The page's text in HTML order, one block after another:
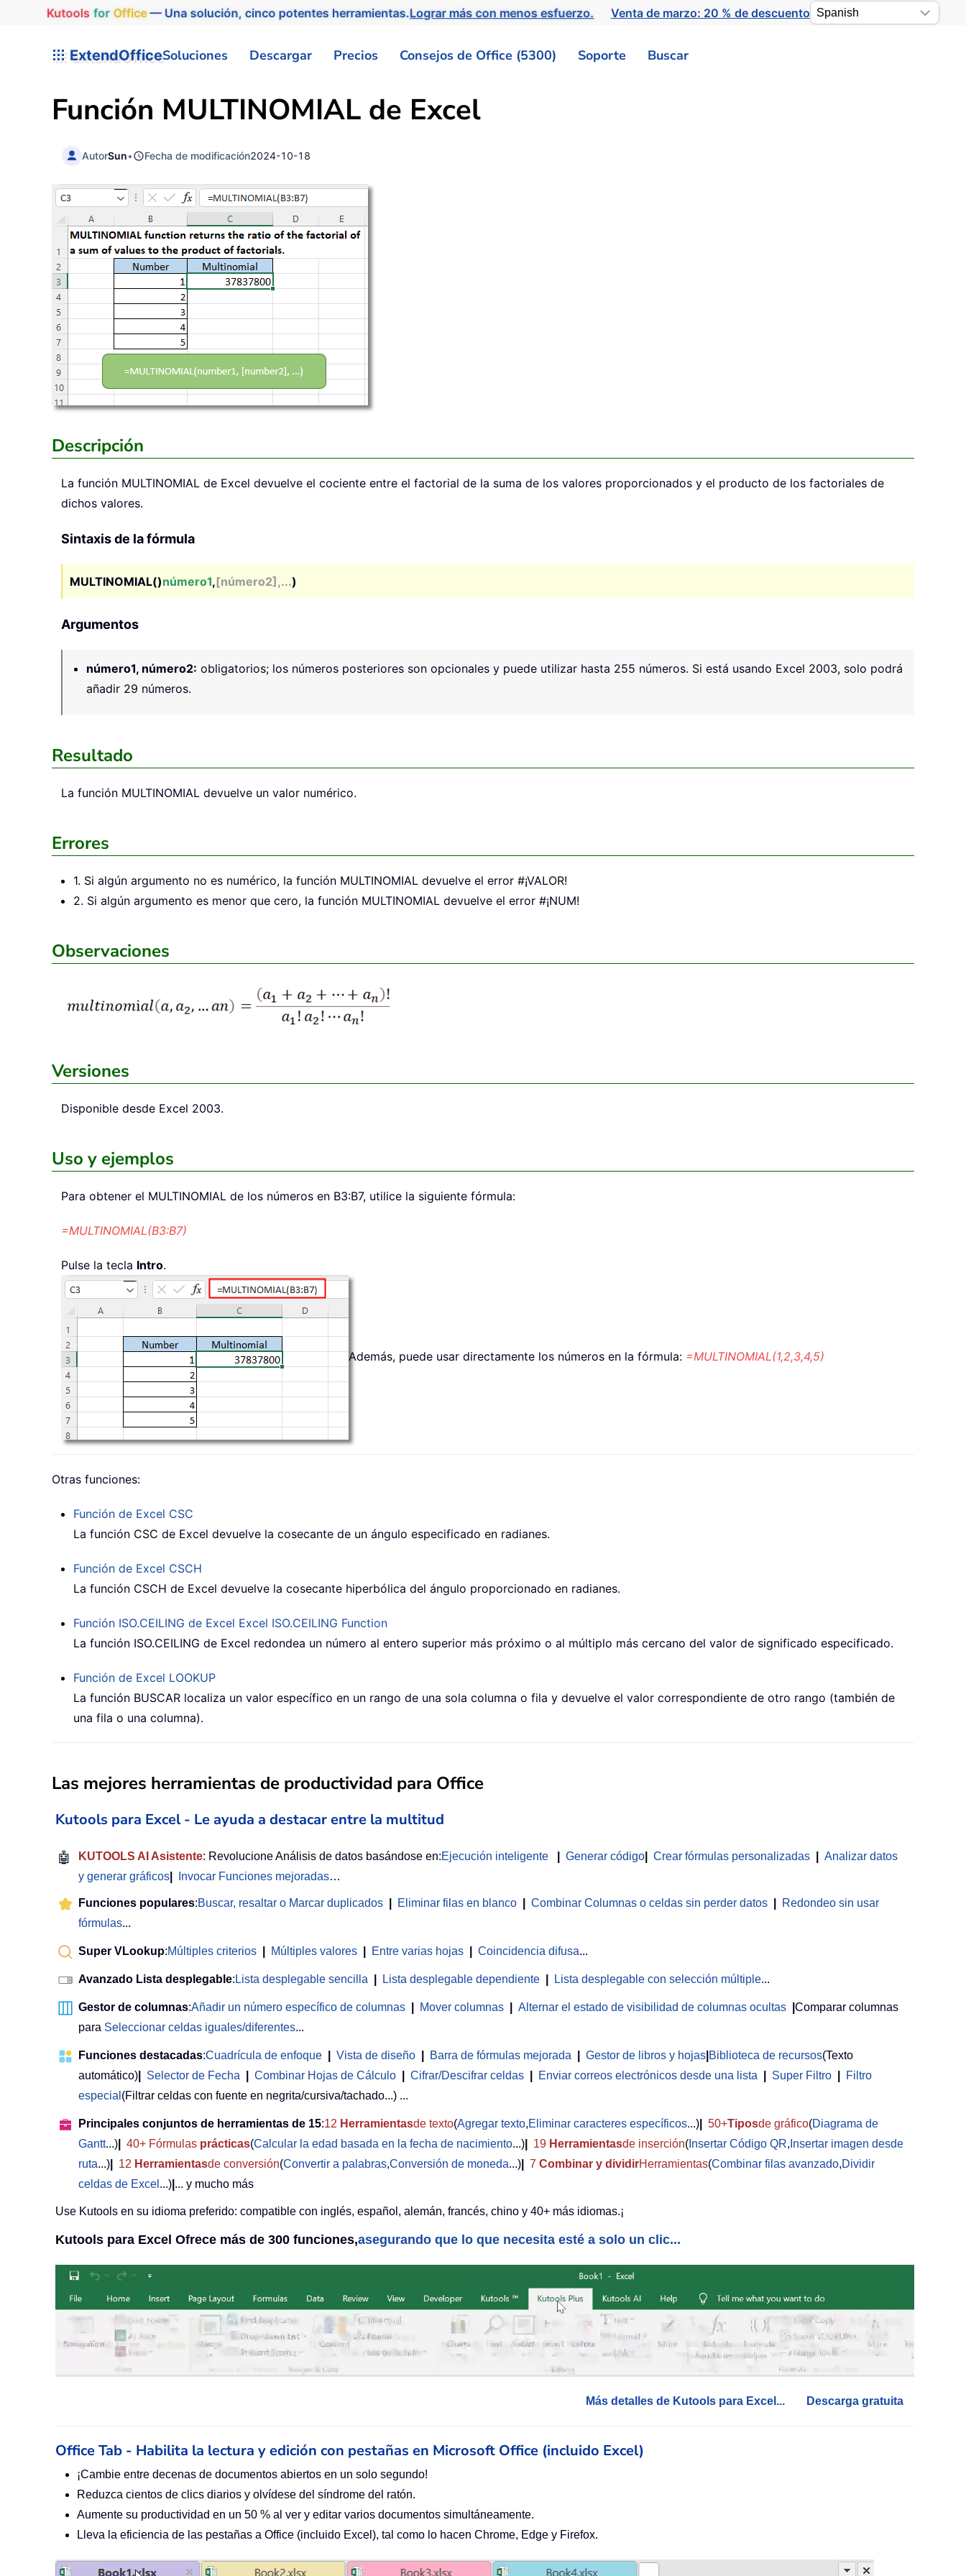
Kutools for Office— Una solución, cinco potentes herramientas.Lograr más con menos esfuerzo. Venta de marzo: 20 % de descuento
ExtendOfficeSoluciones Descargar Precios Consejos de Office (5300) Soporte Buscar
Función MULTINOMIAL de Excel
AutorSun• Fecha de modificación2024-10-18
Descripción
La función MULTINOMIAL de Excel devuelve el cociente entre el factorial de la suma de los valores proporcionados y el producto de los factoriales de
dichos valores.
Sintaxis de la fórmula
MULTINOMIAL()número1,[número2],...)
Argumentos
número1, número2: obligatorios; los números posteriores son opcionales y puede utilizar hasta 255 números. Si está usando Excel 2003, solo podrá
añadir 29 números.
Resultado
La función MULTINOMIAL devuelve un valor numérico.
Errores
1. Si algún argumento no es numérico, la función MULTINOMIAL devuelve el error #¡VALOR!
2. Si algún argumento es menor que cero, la función MULTINOMIAL devuelve el error #¡NUM!
Observaciones
Versiones
Disponible desde Excel 2003.
Uso y ejemplos
Para obtener el MULTINOMIAL de los números en B3:B7, utilice la siguiente fórmula:
=MULTINOMIAL(B3:B7)
Pulse la tecla Intro.
Además, puede usar directamente los números en la fórmula: =MULTINOMIAL(1,2,3,4,5)
Otras funciones:
Función de Excel CSC
La función CSC de Excel devuelve la cosecante de un ángulo especificado en radianes.
Función de Excel CSCH
La función CSCH de Excel devuelve la cosecante hiperbólica del ángulo proporcionado en radianes.
Función ISO.CEILING de Excel Excel ISO.CEILING Function
La función ISO.CEILING de Excel redondea un número al entero superior más próximo o al múltiplo más cercano del valor de significado especificado.
Función de Excel LOOKUP
La función BUSCAR localiza un valor específico en un rango de una sola columna o fila y devuelve el valor correspondiente de otro rango (también de
una fila o una columna).
Las mejores herramientas de productividad para Office
Kutools para Excel - Le ayuda a destacar entre la multitud
🤖 KUTOOLS AI Asistente: Revolucione Análisis de datos basándose en:Ejecución inteligente Generar código Crear fórmulas personalizadas
Analizar datos
y generar gráficos
Invocar Funciones mejoradas…
Funciones populares:Buscar, resaltar o Marcar duplicados Eliminar filas en blanco Combinar Columnas o celdas sin perder datos
Redondeo sin usar
fórmulas...
Super VLookup:Múltiples criterios Múltiples valores Entre varias hojas Coincidencia difusa...
Avanzado Lista desplegable: Lista desplegable sencilla Lista desplegable dependiente Lista desplegable con selección múltiple...
Gestor de columnas:Añadir un número específico de columnas Mover columnas Alternar el estado de visibilidad de columnas ocultas
Comparar columnas
para Seleccionar celdas iguales/diferentes...
Funciones destacadas:Cuadrícula de enfoque Vista de diseño Barra de fórmulas mejorada Gestor de libros y hojas Biblioteca de recursos(Texto
automático)
Selector de Fecha Combinar Hojas de Cálculo Cifrar/Descifrar celdas Enviar correos electrónicos desde una lista Super Filtro
Filtro
especial (Filtrar celdas con fuente en negrita/cursiva/tachado...) ...
Principales conjuntos de herramientas de 15:12 Herramientasde texto(Agregar texto,Eliminar caracteres específicos...) 50+Tiposde gráfico(Diagrama de
Gantt...) 40+ Fórmulas prácticas(Calcular la edad basada en la fecha de nacimiento...) 19 Herramientasde inserción( Insertar Código QR, Insertar imagen desde
ruta...) 12 Herramientasde conversión(Convertir a palabras,Conversión de moneda...) 7 Combinar y dividirHerramientas(Combinar filas avanzado,Dividir
celdas de Excel ...) ... y mucho más
Use Kutools en su idioma preferido: compatible con inglés, español, alemán, francés, chino y 40+ más idiomas.¡
Kutools para Excel Ofrece más de 300 funciones,asegurando que lo que necesita esté a solo un clic...
Más detalles de Kutools para Excel... Descarga gratuita
Office Tab - Habilita la lectura y edición con pestañas en Microsoft Office (incluido Excel)
¡Cambie entre decenas de documentos abiertos en un solo segundo!
Reduzca cientos de clics diarios y olvídese del síndrome del ratón.
Aumente su productividad en un 50 % al ver y editar varios documentos simultáneamente.
Lleva la eficiencia de las pestañas a Office (incluido Excel), tal como lo hacen Chrome, Edge y Firefox.